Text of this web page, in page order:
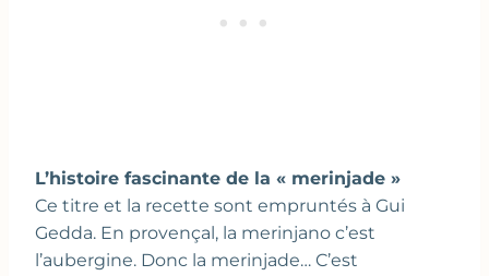
L’histoire fascinante de la « merinjade »
Ce titre et la recette sont empruntés à Gui
Gedda. En provençal, la merinjano c’est
l’aubergine. Donc la merinjade… C’est